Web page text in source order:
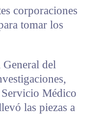
corporaciones
tomar los
General del
Médico
las piezas a